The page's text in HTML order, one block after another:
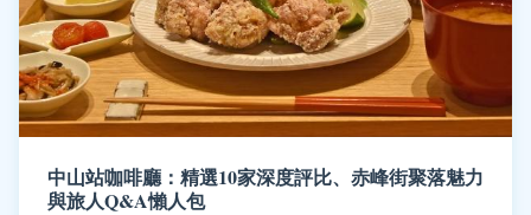
中山站咖啡廳：精選10家深度評比、赤峰街聚落魅力
與旅人Q&A懶人包